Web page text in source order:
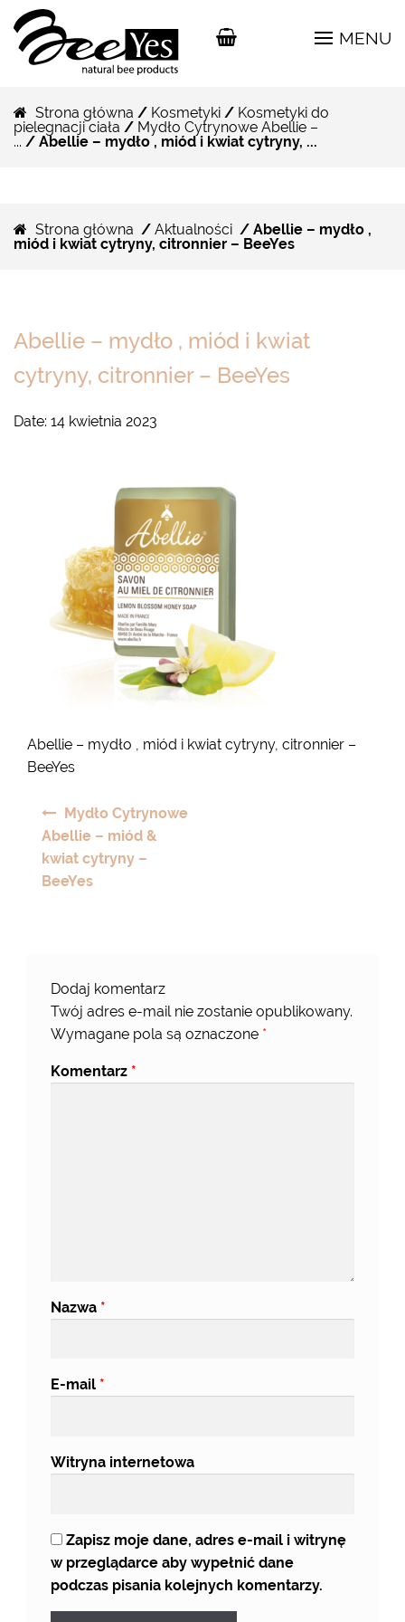
MENU
Strona główna / Kosmetyki/ Kosmetyki do
pielegnacji ciała / Mydło Cytrynowe Abellie –
... / Abellie – mydło , miód i kwiat cytryny, ...
Strona główna / Aktualności/ Abellie – mydło ,
miód i kwiat cytryny, citronnier – BeeYes
Abellie – mydło , miód i kwiat
cytryny, citronnier – BeeYes
Date: 14 kwietnia 2023
Abellie – mydło , miód i kwiat cytryny, citronnier –
BeeYes
Nawigacja
wpisu
Mydło Cytrynowe
Abellie – miód &
kwiat cytryny –
BeeYes
Dodaj komentarz
Twój adres e-mail nie zostanie opublikowany.
Wymagane pola są oznaczone *
Komentarz *
Nazwa *
E-mail *
Witryna internetowa
Zapisz moje dane, adres e-mail i witrynę
w przeglądarce aby wypełnić dane
podczas pisania kolejnych komentarzy.